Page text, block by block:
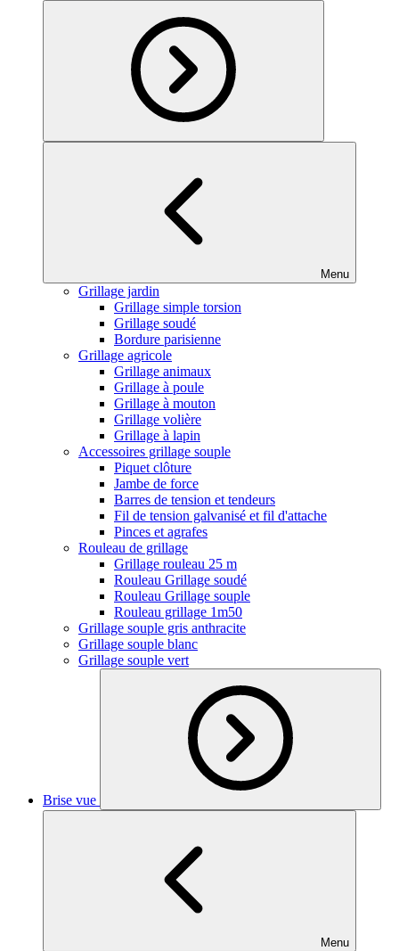
Menu
Grillage jardin
Grillage simple torsion
Grillage soudé
Bordure parisienne
Grillage agricole
Grillage animaux
Grillage à poule
Grillage à mouton
Grillage volière
Grillage à lapin
Accessoires grillage souple
Piquet clôture
Jambe de force
Barres de tension et tendeurs
Fil de tension galvanisé et fil d'attache
Pinces et agrafes
Rouleau de grillage
Grillage rouleau 25 m
Rouleau Grillage soudé
Rouleau Grillage souple
Rouleau grillage 1m50
Grillage souple gris anthracite
Grillage souple blanc
Grillage souple vert
Brise vue
Menu